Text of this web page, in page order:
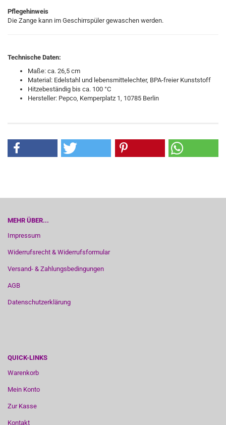
Pflegehinweis
Die Zange kann im Geschirrspüler gewaschen werden.
Technische Daten:
Maße: ca. 26,5 cm
Material: Edelstahl und lebensmittelechter, BPA-freier Kunststoff
Hitzebeständig bis ca. 100 °C
Hersteller: Pepco, Kemperplatz 1, 10785 Berlin
MEHR ÜBER...
Impressum
Widerrufsrecht & Widerrufsformular
Versand- & Zahlungsbedingungen
AGB
Datenschutzerklärung
QUICK-LINKS
Warenkorb
Mein Konto
Zur Kasse
Kontakt